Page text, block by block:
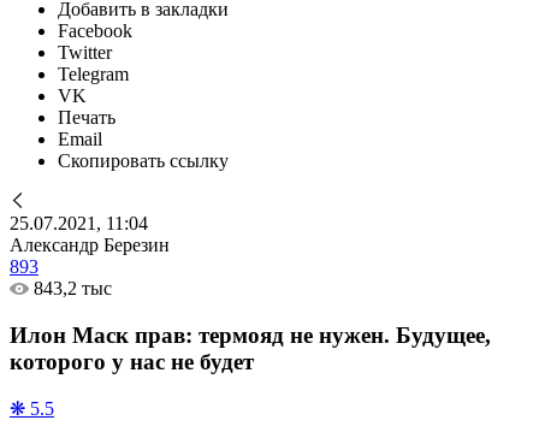
Добавить в закладки
Facebook
Twitter
Telegram
VK
Печать
Email
Скопировать ссылку
25.07.2021, 11:04
Александр Березин
893
843,2 тыс
Илон Маск прав: термояд не нужен. Будущее,
которого у нас не будет
❋ 5.5